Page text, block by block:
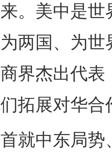
。美中是
两国、为
界杰出代
拓展对华合
中东局势